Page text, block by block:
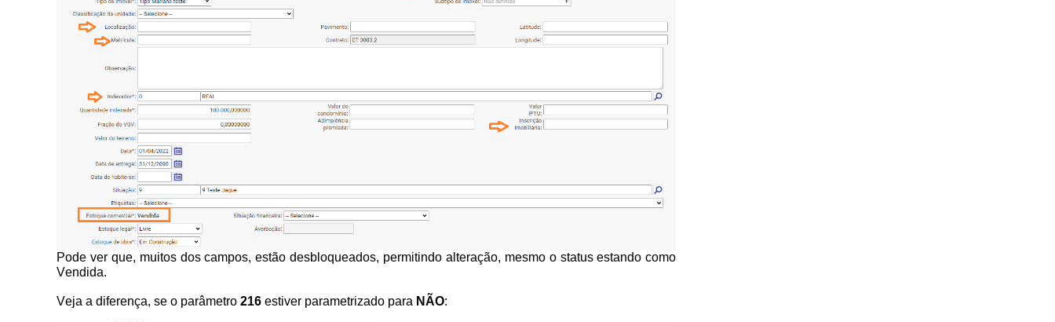
Pode ver que, muitos dos campos, estão desbloqueados, permitindo alteração, mesmo o status estando como
Vendida.
Veja a diferença, se o parâmetro 216 estiver parametrizado para NÃO: